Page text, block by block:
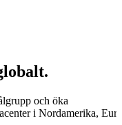
och öka
i Nordamerika,